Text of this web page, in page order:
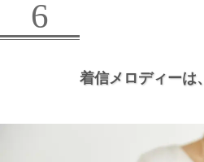
6
着信メロディーは、